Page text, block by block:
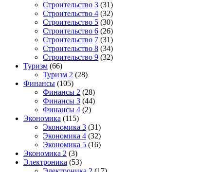
Строительство 3 (31)
Строительство 4 (32)
Строительство 5 (30)
Строительство 6 (26)
Строительство 7 (31)
Строительство 8 (34)
Строительство 9 (32)
Туризм (66)
Туризм 2 (28)
Финансы (105)
Финансы 2 (28)
Финансы 3 (44)
Финансы 4 (2)
Экономика (115)
Экономика 3 (31)
Экономика 4 (32)
Экономика 5 (16)
Экономика 2 (3)
Электроника (53)